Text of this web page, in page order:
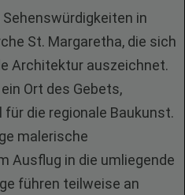
in
St. Margaretha, die sich
Architektur auszeichnet.
Ort des Gebets,
die regionale Baukunst.
malerische
Ausflug in die umliegende
führen teilweise an